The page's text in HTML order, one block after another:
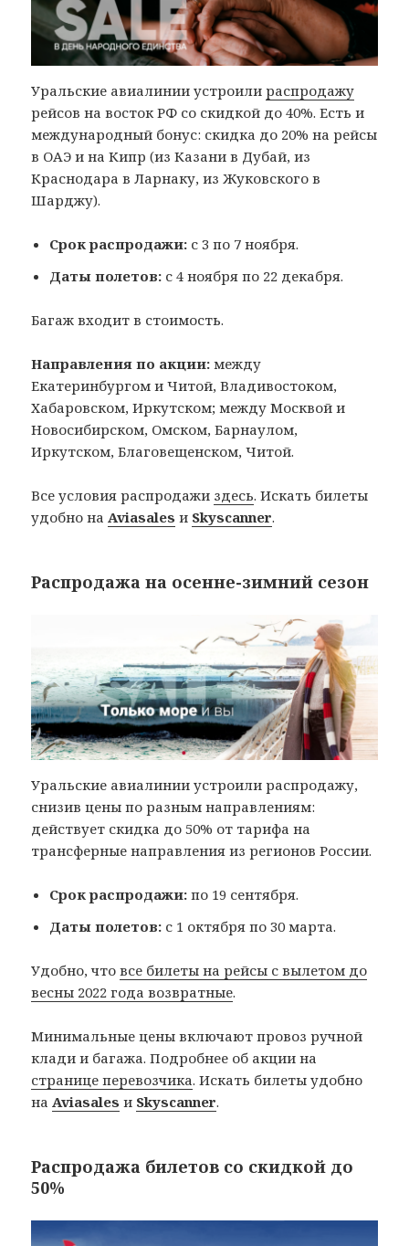
Уральские авиалинии устроилираспродажу
рейсов на восток РФ со скидкой до 40%. Есть и
международный бонус: скидка до 20% на рейсы
в ОАЭ и на Кипр (из Казани в Дубай, из
Краснодара в Ларнаку, из Жуковского в
Шарджу).
Срок распродажи: с 3 по 7 ноября.
Даты полетов: с 4 ноября по 22 декабря.
Багаж входит в стоимость.
Направления по акции: между
Екатеринбургом и Читой, Владивостоком,
Хабаровском, Иркутском; между Москвой и
Новосибирском, Омском, Барнаулом,
Иркутском, Благовещенском, Читой.
Все условия распродажи здесь. Искать билеты
удобно наAviasales и Skyscanner.
Распродажа на осенне-зимний сезон
Уральские авиалинии устроили распродажу,
снизив цены по разным направлениям:
действует скидка до 50% от тарифа на
трансферные направления из регионов России.
Срок распродажи: по 19 сентября.
Даты полетов: с 1 октября по 30 марта.
Удобно, чтовсе билеты на рейсы с вылетом до
весны 2022 года возвратные.
Минимальные цены включают провоз ручной
клади и багажа. Подробнее об акции на
странице перевозчика. Искать билеты удобно
на Aviasales и Skyscanner.
Распродажа билетов со скидкой до
50%